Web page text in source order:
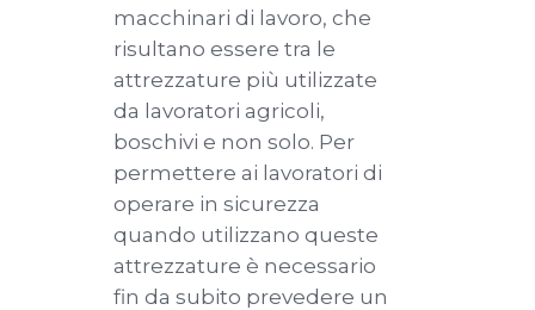
macchinari di lavoro, che
risultano essere tra le
attrezzature più utilizzate
da lavoratori agricoli,
boschivi e non solo. Per
permettere ai lavoratori di
operare in sicurezza
quando utilizzano queste
attrezzature è necessario
fin da subito prevedere un